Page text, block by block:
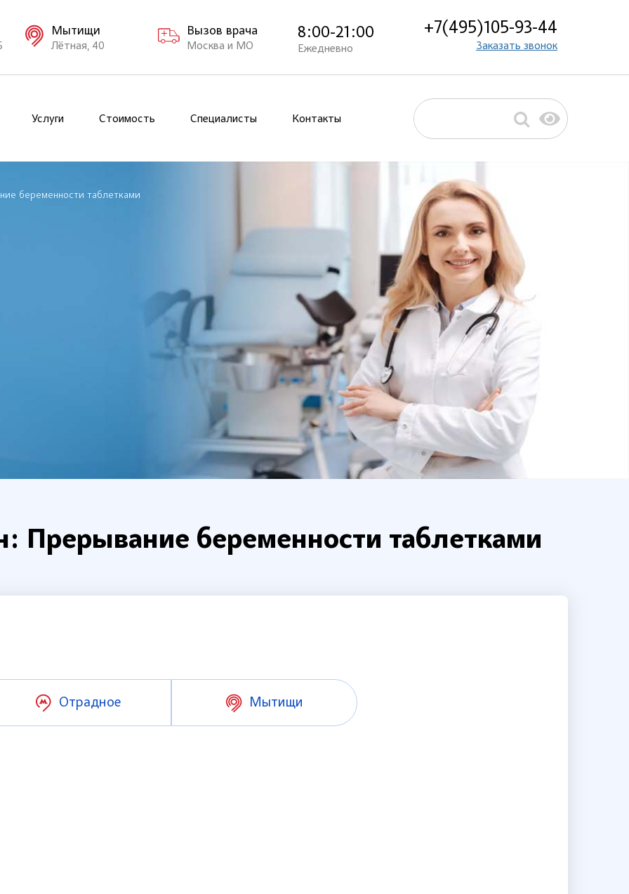
Мытищи
Лётная, 40
Вызов врача
Москва и МО
8:00-21:00
Ежедневно
+7(495)105-93-44
Заказать звонок
Услуги Стоимость Специалисты Контакты
беременности таблетками
Прерывание беременности таблетками
Отрадное Мытищи